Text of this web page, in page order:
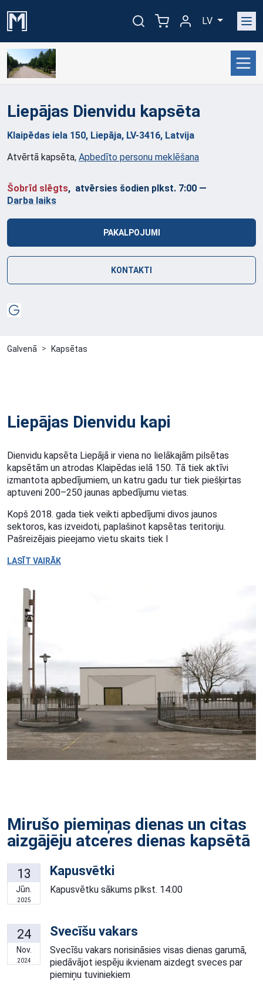
LV
Liepājas Dienvidu kapsēta
Klaipēdas iela 150, Liepāja, LV-3416, Latvija
Atvērtā kapsēta, Apbedīto personu meklēšana
Šobrīd slēgts, atvērsies šodien plkst. 7:00 —
Darba laiks
PAKALPOJUMI
KONTAKTI
Galvenā Kapsētas
Liepājas Dienvidu kapi
Dienvidu kapsēta Liepājā ir viena no lielākajām pilsētas
kapsētām un atrodas Klaipēdas ielā 150. Tā tiek aktīvi
izmantota apbedījumiem, un katru gadu tur tiek piešķirtas
aptuveni 200–250 jaunas apbedījumu vietas.
Kopš 2018. gada tiek veikti apbedījumi divos jaunos
sektoros, kas izveidoti, paplašinot kapsētas teritoriju.
Pašreizējais pieejamo vietu skaits tiek l
LASĪT VAIRĀK
Mirušo piemiņas dienas un citas
aizgājēju atceres dienas kapsētā
13
Jūn.
2025
Kapusvētki
Kapusvētku sākums plkst. 14:00
24
Nov.
2024
Svecīšu vakars
Svecīšu vakars norisināsies visas dienas garumā,
piedāvājot iespēju ikvienam aizdegt sveces par
piemiņu tuviniekiem